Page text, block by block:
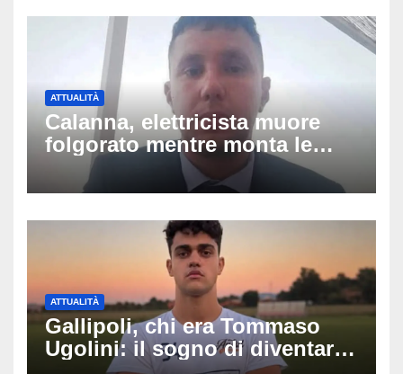
ATTUALITÀ
Calanna, elettricista muore
folgorato mentre monta le
luminarie della festa: chi era
Fabio Calabrò e cosa è
ATTUALITÀ
Gallipoli, chi era Tommaso
Ugolini: il sogno di diventare